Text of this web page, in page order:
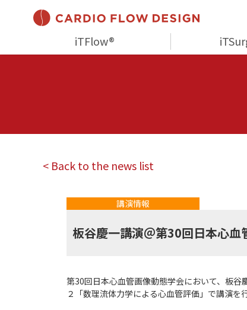
iTFlow®
< Back to the news list
講演情報
板谷慶一講演＠第30回日本心血
第30回日本心血管画像動態学会において、板
２「数理流体力学による心血管評価」で講演を